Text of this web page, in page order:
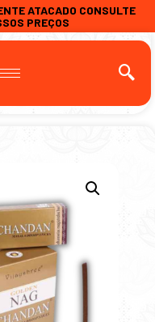
ATACADO CONSULTE
PREÇOS